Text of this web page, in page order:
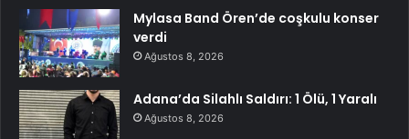
Mylasa Band Ören’de coşkulu konser
verdi
Ağustos 8, 2026
Adana’da Silahlı Saldırı: 1 Ölü, 1 Yaralı
Ağustos 8, 2026